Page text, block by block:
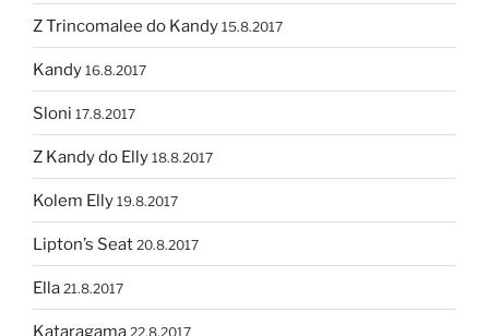
Z Trincomalee do Kandy 15.8.2017
Kandy 16.8.2017
Sloni 17.8.2017
Z Kandy do Elly 18.8.2017
Kolem Elly 19.8.2017
Lipton’s Seat 20.8.2017
Ella 21.8.2017
Kataragama 22.8.2017